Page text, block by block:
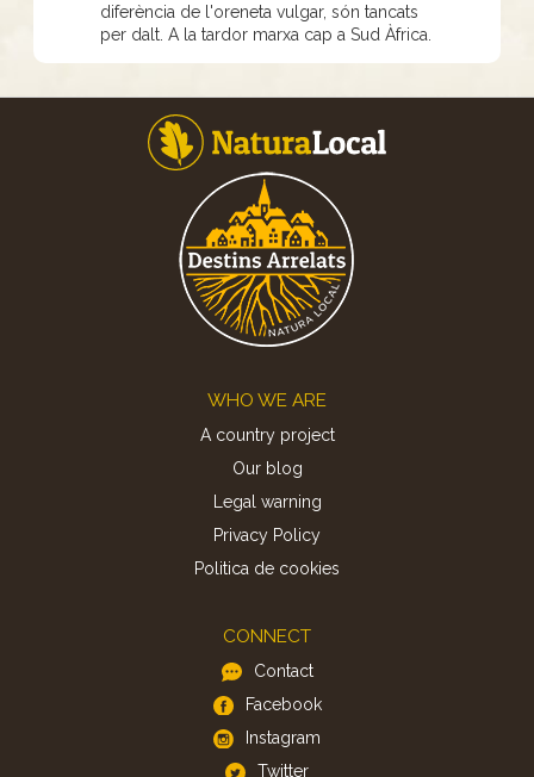
diferència de l'oreneta vulgar, són tancats
per dalt. A la tardor marxa cap a Sud Àfrica.
WHO WE ARE
A country project
Our blog
Legal warning
Privacy Policy
Politica de cookies
CONNECT
Contact
Facebook
Instagram
Twitter